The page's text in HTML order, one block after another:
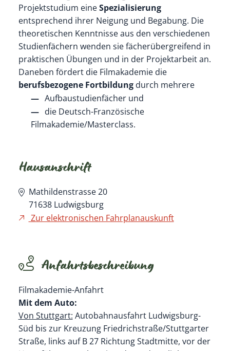
Projektstudium eineSpezialisierung
entsprechend ihrer Neigung und Begabung. Die
theoretischen Kenntnisse aus den verschiedenen
Studienfächern wenden sie fächerübergreifend in
praktischen Übungen und in der Projektarbeit an.
Daneben fördert die Filmakademie die
berufsbezogene Fortbildungdurch mehrere
Aufbaustudienfächer und
die Deutsch-Französische
Filmakademie/Masterclass.
Hausanschrift
Mathildenstrasse 20
71638 Ludwigsburg
Zur elektronischen Fahrplanauskunft
Anfahrtsbeschreibung
Filmakademie-Anfahrt
Mit dem Auto:
Von Stuttgart: Autobahnausfahrt Ludwigsburg-
Süd bis zur Kreuzung Friedrichstraße/Stuttgarter
Straße, links auf B 27 Richtung Stadtmitte, vor der